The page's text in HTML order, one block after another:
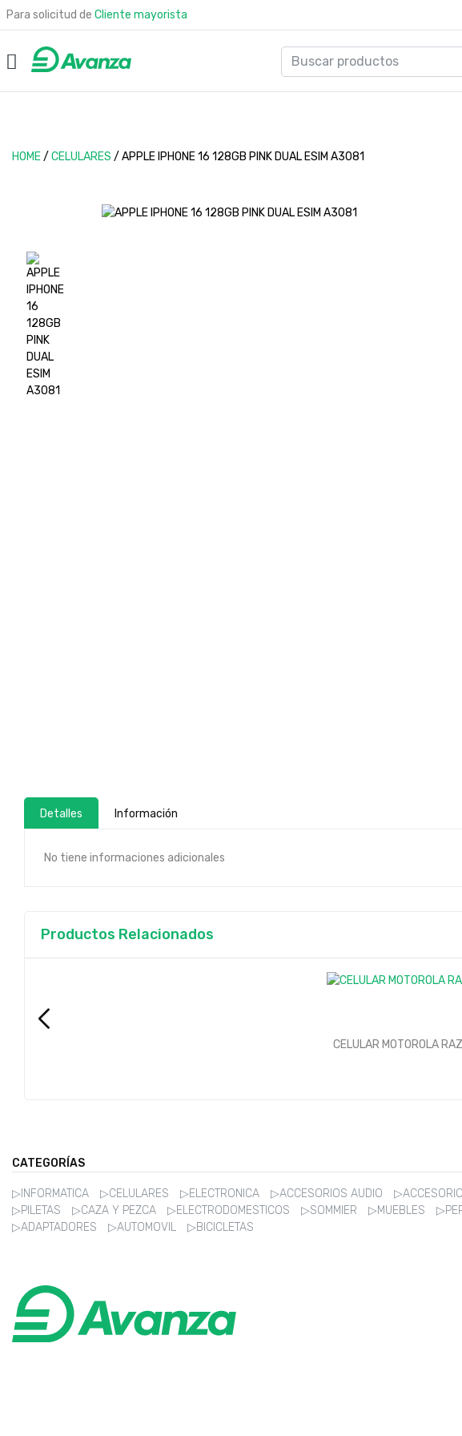
Para solicitud de Cliente mayorista
HOME/ CELULARES / APPLE IPHONE 16 128GB PINK DUAL ESIM A3081
Detalles Información
No tiene informaciones adicionales
Productos Relacionados
CELULAR MOTOROLA
CATEGORÍAS
▷INFORMATICA ▷CELULARES ▷ELECTRONICA ▷ACCESORIOS AUDIO
▷PILETAS
▷CAZA Y PEZCA ▷ELECTRODOMESTICOS ▷SOMMIER ▷MUEBLES
▷ADAPTADORES
▷AUTOMOVIL ▷BICICLETAS